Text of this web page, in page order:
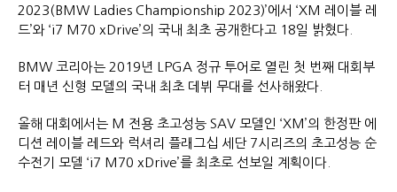
2023(BMW Ladies Championship 2023)’에서 ‘XM 레이블 레
드’와 ‘i7 M70 xDrive’의 국내 최초 공개한다고 18일 밝혔다.
BMW 코리아는 2019년 LPGA 정규 투어로 열린 첫 번째 대회부
터 매년 신형 모델의 국내 최초 데뷔 무대를 선사해왔다.
올해 대회에서는 M 전용 초고성능 SAV 모델인 ‘XM’의 한정판 에
디션 레이블 레드와 럭셔리 플래그십 세단 7시리즈의 초고성능 순
수전기 모델 ‘i7 M70 xDrive’를 최초로 선보일 계획이다.